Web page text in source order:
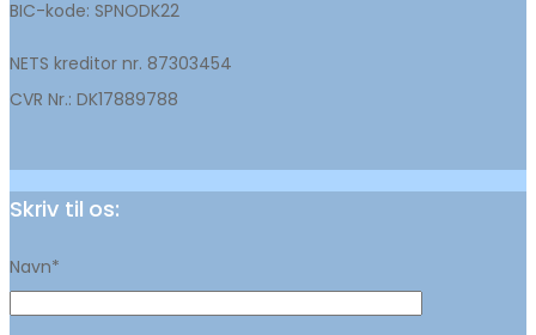
BIC-kode: SPNODK22
NETS kreditor nr. 87303454
CVR Nr.: DK17889788
Skriv til os:
Navn*